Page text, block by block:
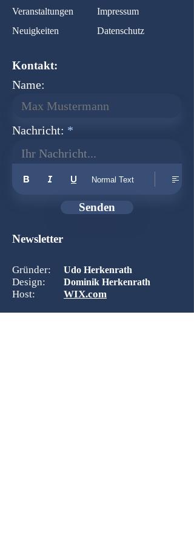
Veranstaltungen
Impressum
Neuigkeiten
Datenschutz
Kontakt:
Name:
Nachricht:
Ihr Nachricht...
Normal Text
Senden
Newsletter
Gründer: Udo Herkenrath
Design: Dominik Herkenrath
Host: WIX.com